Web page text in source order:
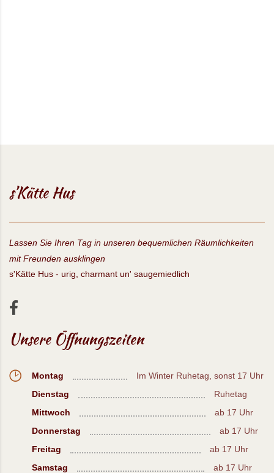
s’Kätte Hus
Lassen Sie Ihren Tag in unseren bequemlichen Räumlichkeiten
mit Freunden ausklingen
s'Kätte Hus - urig, charmant un' saugemiedlich
Unsere Öffnungszeiten
Montag
Im Winter Ruhetag, sonst 17 Uhr
Dienstag
Ruhetag
Mittwoch
ab 17 Uhr
Donnerstag
ab 17 Uhr
Freitag
ab 17 Uhr
Samstag
ab 17 Uhr